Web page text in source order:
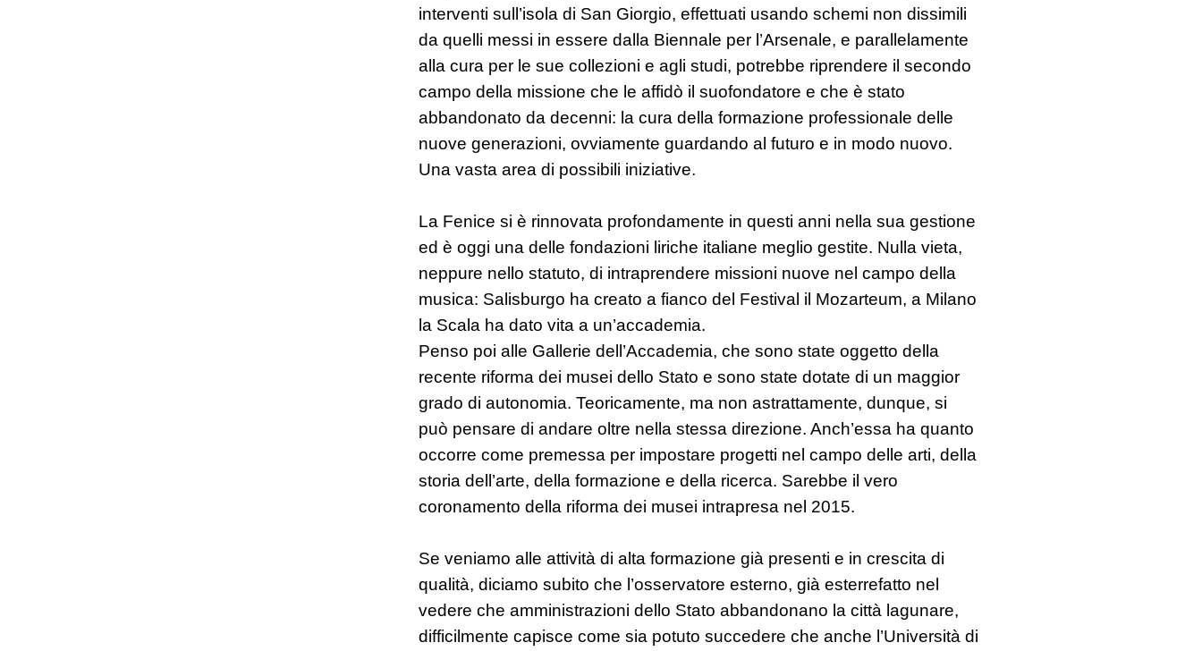
interventi sull’isola di San Giorgio, effettuati usando schemi non dissimili
da quelli messi in essere dalla Biennale per l’Arsenale, e parallelamente
alla cura per le sue collezioni e agli studi, potrebbe riprendere il secondo
campo della missione che le affidò il suofondatore e che è stato
abbandonato da decenni: la cura della formazione professionale delle
nuove generazioni, ovviamente guardando al futuro e in modo nuovo.
Una vasta area di possibili iniziative.
La Fenice si è rinnovata profondamente in questi anni nella sua gestione
ed è oggi una delle fondazioni liriche italiane meglio gestite. Nulla vieta,
neppure nello statuto, di intraprendere missioni nuove nel campo della
musica: Salisburgo ha creato a fianco del Festival il Mozarteum, a Milano
la Scala ha dato vita a un’accademia.
Penso poi alle Gallerie dell’Accademia, che sono state oggetto della
recente riforma dei musei dello Stato e sono state dotate di un maggior
grado di autonomia. Teoricamente, ma non astrattamente, dunque, si
può pensare di andare oltre nella stessa direzione. Anch’essa ha quanto
occorre come premessa per impostare progetti nel campo delle arti, della
storia dell’arte, della formazione e della ricerca. Sarebbe il vero
coronamento della riforma dei musei intrapresa nel 2015.
Se veniamo alle attività di alta formazione già presenti e in crescita di
qualità, diciamo subito che l’osservatore esterno, già esterrefatto nel
vedere che amministrazioni dello Stato abbandonano la città lagunare,
difficilmente capisce come sia potuto succedere che anche l’Università di